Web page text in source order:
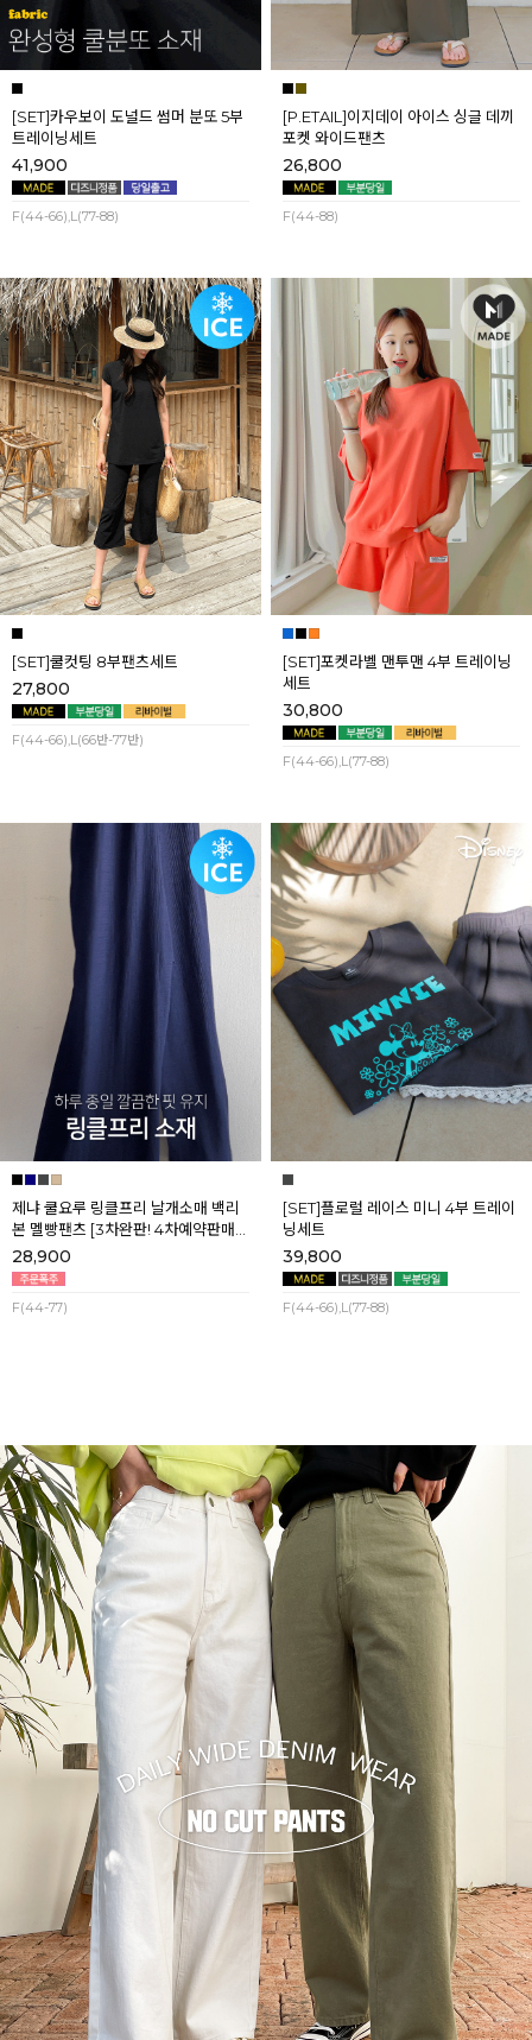
[SET]카우보이 도널드 썸머 분또 5부
트레이닝세트
41,900
F(44-66),L(77-88)
[P.ETAIL]이지데이 아이스 싱글 데끼
포켓 와이드팬츠
26,800
F(44-88)
[SET]쿨컷팅 8부팬츠세트
27,800
F(44-66),L(66반-77반)
[SET]포켓라벨 맨투맨 4부 트레이닝
세트
30,800
F(44-66),L(77-88)
제냐 쿨요루 링클프리 날개소매 백리
본 멜빵팬츠 [3차완판! 4차예약판매]
[네이비] 8월셋째주 순차배송
28,900
F(44-77)
[SET]플로럴 레이스 미니 4부 트레이
닝세트
39,800
F(44-66),L(77-88)